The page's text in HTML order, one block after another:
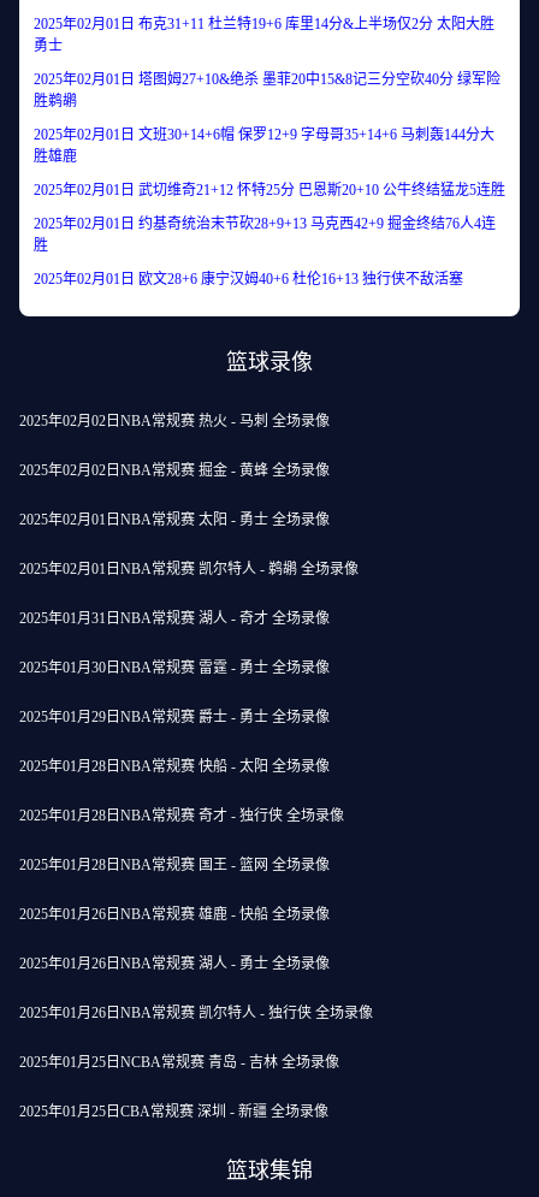
2025年02月01日 布克31+11 杜兰特19+6 库里14分&上半场仅2分 太阳大胜
勇士
2025年02月01日 塔图姆27+10&绝杀 墨菲20中15&8记三分空砍40分 绿军险
胜鹈鹕
2025年02月01日 文班30+14+6帽 保罗12+9 字母哥35+14+6 马刺轰144分大
胜雄鹿
2025年02月01日 武切维奇21+12 怀特25分 巴恩斯20+10 公牛终结猛龙5连胜
2025年02月01日 约基奇统治末节砍28+9+13 马克西42+9 掘金终结76人4连
胜
2025年02月01日 欧文28+6 康宁汉姆40+6 杜伦16+13 独行侠不敌活塞
篮球录像
2025年02月02日NBA常规赛 热火 - 马刺 全场录像
2025年02月02日NBA常规赛 掘金 - 黄蜂 全场录像
2025年02月01日NBA常规赛 太阳 - 勇士 全场录像
2025年02月01日NBA常规赛 凯尔特人 - 鹈鹕 全场录像
2025年01月31日NBA常规赛 湖人 - 奇才 全场录像
2025年01月30日NBA常规赛 雷霆 - 勇士 全场录像
2025年01月29日NBA常规赛 爵士 - 勇士 全场录像
2025年01月28日NBA常规赛 快船 - 太阳 全场录像
2025年01月28日NBA常规赛 奇才 - 独行侠 全场录像
2025年01月28日NBA常规赛 国王 - 篮网 全场录像
2025年01月26日NBA常规赛 雄鹿 - 快船 全场录像
2025年01月26日NBA常规赛 湖人 - 勇士 全场录像
2025年01月26日NBA常规赛 凯尔特人 - 独行侠 全场录像
2025年01月25日NCBA常规赛 青岛 - 吉林 全场录像
2025年01月25日CBA常规赛 深圳 - 新疆 全场录像
篮球集锦